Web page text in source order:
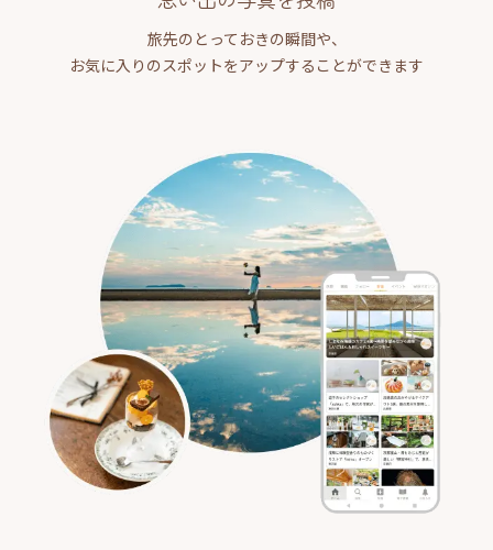
旅先のとっておきの瞬間や、
お気に入りのスポットをアップすることができます